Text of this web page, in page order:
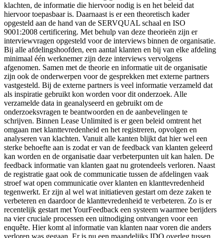
klachten, de informatie die hiervoor nodig is en het beleid dat
hiervoor toepasbaar is. Daarnaast is er een theoretisch kader
opgesteld aan de hand van de SERVQUAL schaal en ISO
9001:2008 certificering. Met behulp van deze theorieën zijn er
interviewvragen opgesteld voor de interviews binnen de organisatie.
Bij alle afdelingshoofden, een aantal klanten en bij van elke afdeling
minimaal één werknemer zijn deze interviews vervolgens
afgenomen. Samen met de theorie en informatie uit de organisatie
zijn ook de onderwerpen voor de gesprekken met externe partners
vastgesteld. Bij de externe partners is veel informatie verzameld dat
als inspiratie gebruikt kon worden voor dit onderzoek. Alle
verzamelde data in geanalyseerd en gebruikt om de
onderzoeksvragen te beantwoorden en de aanbevelingen te
schrijven. Binnen Lease Unlimited is er geen beleid omtrent het
omgaan met klanttevredenheid en het registreren, opvolgen en
analyseren van klachten. Vanuit alle kanten blijkt dat hier wel een
sterke behoefte aan is zodat er van de feedback van klanten geleerd
kan worden en de organisatie daar verbeterpunten uit kan halen. De
feedback informatie van klanten gaat nu grotendeels verloren. Naast
de registratie gaat ook de communicatie tussen de afdelingen vaak
stroef wat open communicatie over klanten en klanttevredenheid
tegenwerkt. Er zijn al wel wat initiatieven gestart om deze zaken te
verbeteren en daardoor de klanttevredenheid te verbeteren. Zo is er
recentelijk gestart met YourFeedback een systeem waarmee berijders
na vier cruciale processen een uitnodiging ontvangen voor een
enquête. Hier komt al informatie van klanten naar voren die anders